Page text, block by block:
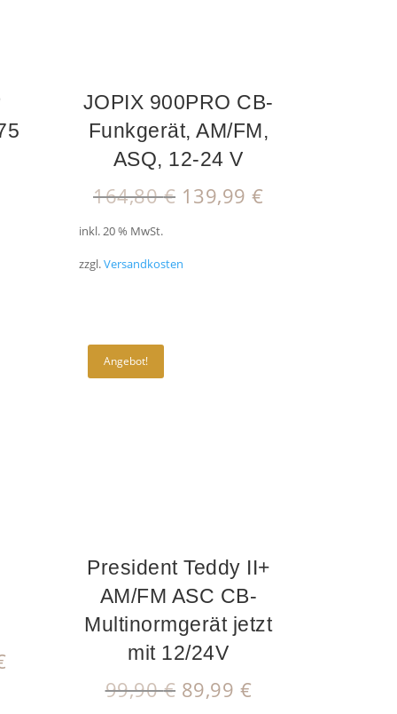
Aktueller
JOPIX 900PRO CB-
Funkgerät, AM/FM,
ASQ, 12-24 V
164,80€ Ursprünglicher
164,80 €
139,99€Aktueller
inkl. 20 % MwSt.
zzgl.Versandkosten
Aktueller
Angebot!
President Teddy II+
AM/FM ASC CB-
Multinormgerät jetzt
mit 12/24V
99,90€ Ursprünglicher
89,99 €Aktueller